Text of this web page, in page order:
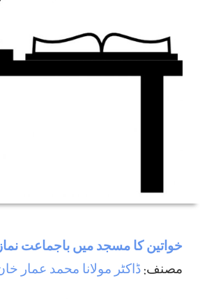
خواتین کا مسجد میں باجماعت نماز
مصنف:ڈاکٹر مولانا محمد عمار